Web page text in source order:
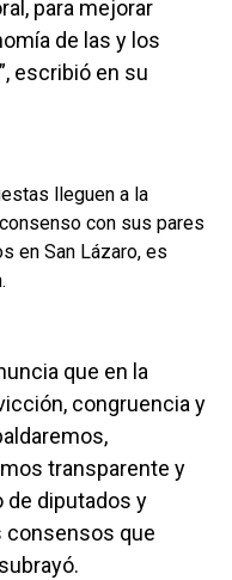
para mejorar
de las y los
escribió en su
lleguen a la
con sus pares
en San Lázaro, es
que en la
congruencia y
transparente y
de diputados y
consensos que